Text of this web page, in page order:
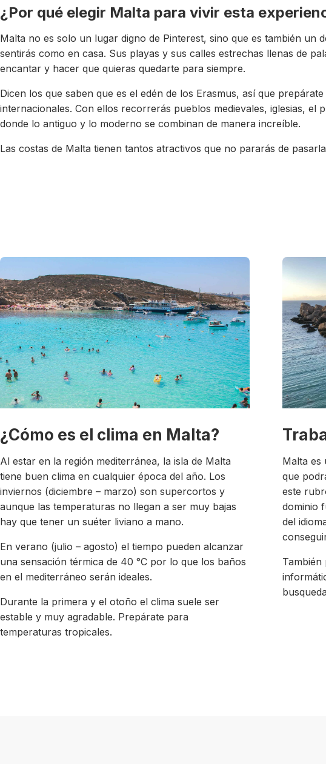
¿Por qué elegir Malta para vivir esta
Malta no es solo un lugar digno de Pinterest, sino que es también un
sentirás como en casa. Sus playas y sus calles estrechas llenas de
encantar y hacer que quieras quedarte para siempre.
Dicen los que saben que es el edén de los Erasmus, así que
internacionales. Con ellos recorrerás pueblos medievales, iglesias, el
donde lo antiguo y lo moderno se combinan de manera increíble.
Las costas de Malta tienen tantos atractivos que no pararás de
¿Cómo es el clima en Malta?
Al estar en la región mediterránea, la isla de Malta
tiene buen clima en cualquier época del año. Los
inviernos (diciembre – marzo) son supercortos y
aunque las temperaturas no llegan a ser muy bajas
hay que tener un suéter liviano a mano.
En verano (julio – agosto) el tiempo pueden alcanzar
una sensación térmica de 40 °C por lo que los baños
en el mediterráneo serán ideales.
Durante la primera y el otoño el clima suele ser
estable y muy agradable. Prepárate para
temperaturas tropicales.
Malta es
que
este
dominio
del